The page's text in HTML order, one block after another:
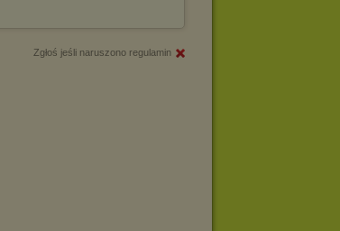
Zgłoś jeśli naruszono regulamin